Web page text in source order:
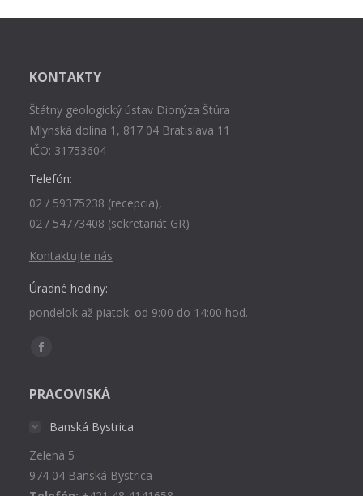
KONTAKTY
Štátny geologický ústav Dionýza Štúra
Mlynská dolina 1, 817 04 Bratislava 11
IČO: 31753604
Telefón:
02 / 59375238 (recepcia),
02 / 54773408 (sekretariát GR)
Kontaktujte nás
Úradné hodiny:
pondelok až piatok: od 9:00 do 14:00 hod.
Find us on:
Facebook
opens
window
PRACOVISKÁ
Banská Bystrica
Zelená 5
974 04 Banská Bystrica